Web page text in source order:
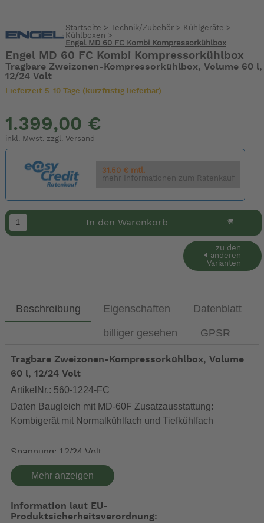
Startseite > Technik/Zubehör> Kühlgeräte >
Kühlboxen >
Engel MD 60 FC Kombi Kompressorkühlbox
Engel MD 60 FC Kombi Kompressorkühlbox
Tragbare Zweizonen-Kompressorkühlbox, Volume 60 l,
12/24 Volt
Lieferzeit 5-10 Tage (kurzfristig lieferbar)
1.399,00 €
inkl. Mwst. zzgl. Versand
31.50 € mtl.
mehr Informationen zum Ratenkauf
In den Warenkorb
zu den
anderen
Varianten
Beschreibung Eigenschaften Datenblatt
billiger gesehen GPSR
Tragbare Zweizonen-Kompressorkühlbox, Volume
60 l, 12/24 Volt
ArtikelNr.: 560-1224-FC
Daten Baugleich mit MD-60F Zusatzausstattung:
Kombigerät mit Normalkühlfach und Tiefkühlfach
Spannung: 12/24 Volt
Aussenmaße: 790 x 441 x 490 mm [BxHxT ohne Griff]
Innenmaße: 510 x 310 x 390 mm [BxHxT]
Inhalt: 60 Liter
Mehr anzeigen
Information laut EU-
Produktsicherheitsverordnung: